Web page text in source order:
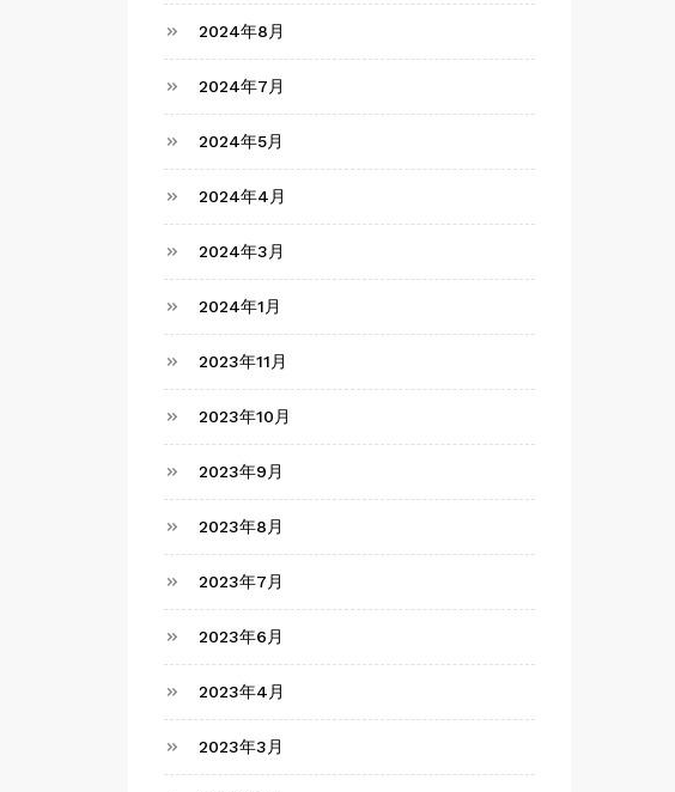
2024年8月
2024年7月
2024年5月
2024年4月
2024年3月
2024年1月
2023年11月
2023年10月
2023年9月
2023年8月
2023年7月
2023年6月
2023年4月
2023年3月